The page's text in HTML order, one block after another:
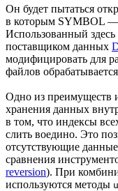
Он будет пытаться
в которым SYMBOL —
Использованный
поставщиком данных
модифицировать для
файлов
Одно из преимуществ
хранения данных
в том, что индексы
слить воедино. Это
отсутствующие
сравнения
reversion). При
используются методы